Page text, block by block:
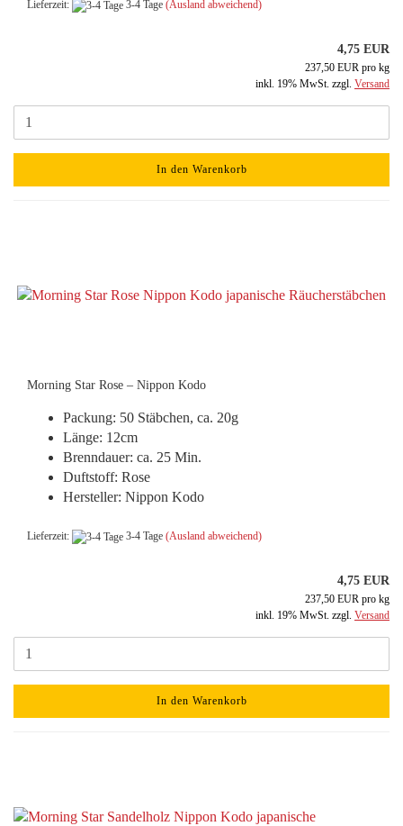
Lieferzeit: 3-4 Tage (Ausland abweichend)
4,75 EUR
237,50 EUR pro kg
inkl. 19% MwSt. zzgl. Versand
In den Warenkorb
Morning Star Rose – Nippon Kodo
Packung: 50 Stäbchen, ca. 20g
Länge: 12cm
Brenndauer: ca. 25 Min.
Duftstoff: Rose
Hersteller: Nippon Kodo
Lieferzeit: 3-4 Tage (Ausland abweichend)
4,75 EUR
237,50 EUR pro kg
inkl. 19% MwSt. zzgl. Versand
In den Warenkorb